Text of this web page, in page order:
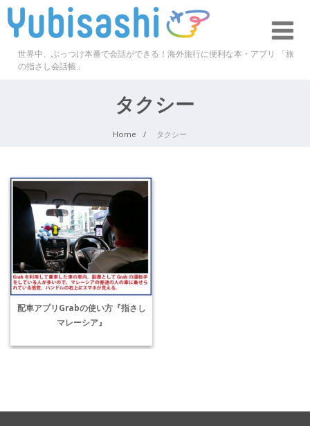
世界中、ぶっつけ本番で会話ができる！海外旅行に便利な本・アプリ 「旅
の指さし会話帳」
タクシー
Home タクシー
配車アプリGrabの使い方『指さし
マレーシア』